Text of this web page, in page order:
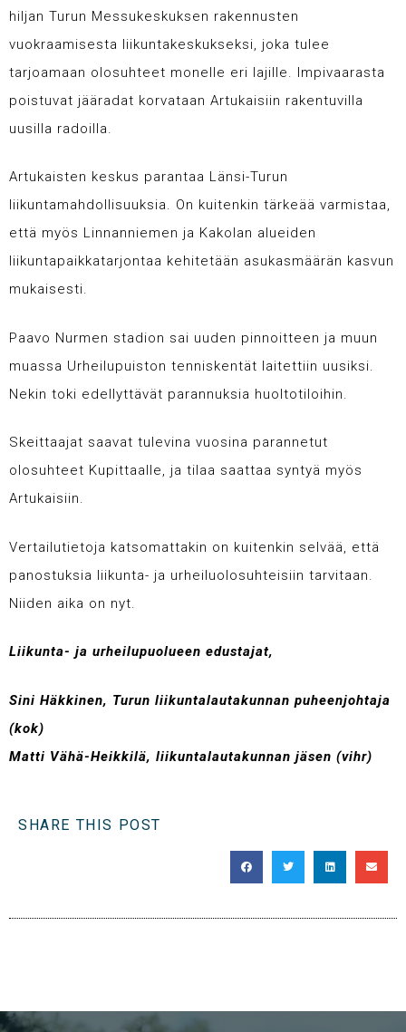
hiljan Turun Messukeskuksen rakennusten
vuokraamisesta liikuntakeskukseksi, joka tulee
tarjoamaan olosuhteet monelle eri lajille. Impivaarasta
poistuvat jääradat korvataan Artukaisiin rakentuvilla
uusilla radoilla.
Artukaisten keskus parantaa Länsi-Turun
liikuntamahdollisuuksia. On kuitenkin tärkeää varmistaa,
että myös Linnanniemen ja Kakolan alueiden
liikuntapaikkatarjontaa kehitetään asukasmäärän kasvun
mukaisesti.
Paavo Nurmen stadion sai uuden pinnoitteen ja muun
muassa Urheilupuiston tenniskentät laitettiin uusiksi.
Nekin toki edellyttävät parannuksia huoltotiloihin.
Skeittaajat saavat tulevina vuosina parannetut
olosuhteet Kupittaalle, ja tilaa saattaa syntyä myös
Artukaisiin.
Vertailutietoja katsomattakin on kuitenkin selvää, että
panostuksia liikunta- ja urheiluolosuhteisiin tarvitaan.
Niiden aika on nyt.
Liikunta- ja urheilupuolueen edustajat,
Sini Häkkinen, Turun liikuntalautakunnan puheenjohtaja
(kok)
Matti Vähä-Heikkilä, liikuntalautakunnan jäsen (vihr)
SHARE THIS POST